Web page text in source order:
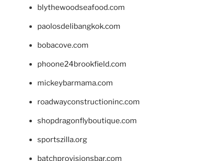
blythewoodseafood.com
paolosdelibangkok.com
bobacove.com
phoone24brookfield.com
mickeybarmama.com
roadwayconstructioninc.com
shopdragonflyboutique.com
sportszilla.org
batchprovisionsbar.com